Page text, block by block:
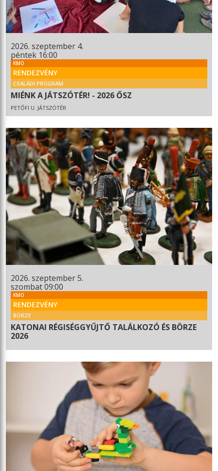
2026. szeptember 4.
péntek 16:00
KMO
RENDEZVÉNY
CSALÁDI PROGRAM
MIÉNK A JÁTSZÓTÉR! - 2026 ŐSZ
PETŐFI U. JÁTSZÓTÉR
2026. szeptember 5.
szombat 09:00
KMO
RENDEZVÉNY
BÖRZE
KATONAI RÉGISÉGGYŰJTŐ TALÁLKOZÓ ÉS BÖRZE
2026